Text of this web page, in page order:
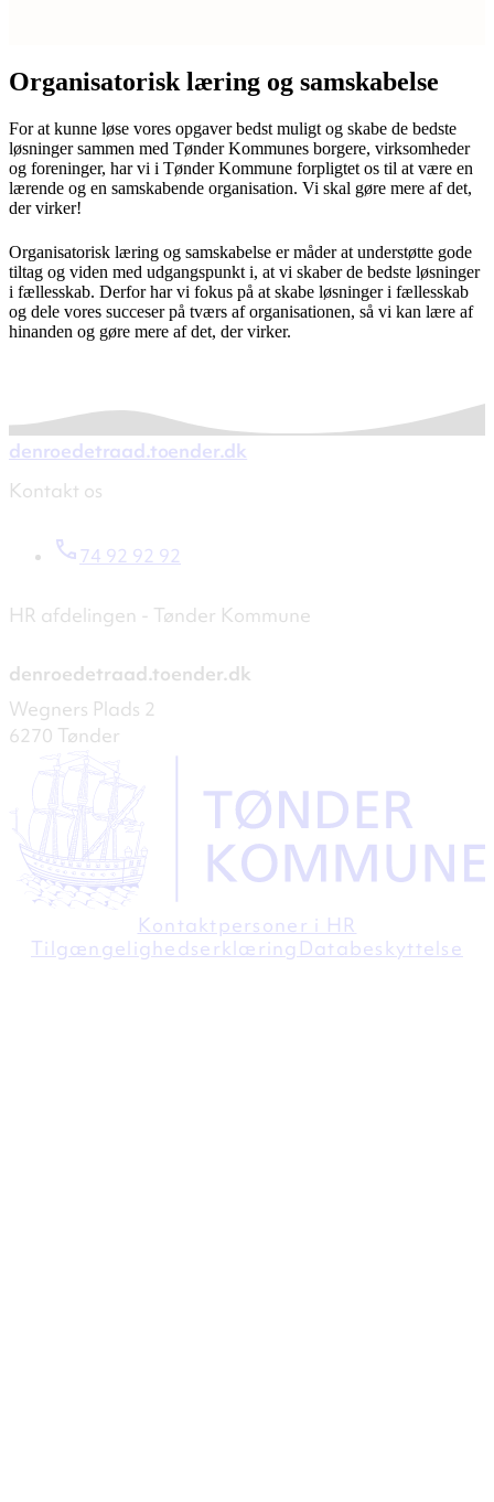
Organisatorisk læring og samskabelse
For at kunne løse vores opgaver bedst muligt og skabe de bedste
løsninger sammen med Tønder Kommunes borgere, virksomheder
og foreninger, har vi i Tønder Kommune forpligtet os til at være en
lærende og en samskabende organisation. Vi skal gøre mere af det,
der virker!
Organisatorisk læring og samskabelse er måder at understøtte gode
tiltag og viden med udgangspunkt i, at vi skaber de bedste løsninger
i fællesskab. Derfor har vi fokus på at skabe løsninger i fællesskab
og dele vores succeser på tværs af organisationen, så vi kan lære af
hinanden og gøre mere af det, der virker.
denroedetraad.toender.dk
Kontakt os
74 92 92 92
HR afdelingen - Tønder Kommune
denroedetraad.toender.dk
Wegners Plads 2
6270 Tønder
Kontaktpersoner i HR
Tilgængelighedserklæring Databeskyttelse